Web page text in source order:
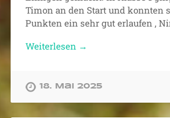
Timon an den Start und konnten
Punkten ein sehr gut erlaufen ,
Weiterlesen →
18. Mai 2025